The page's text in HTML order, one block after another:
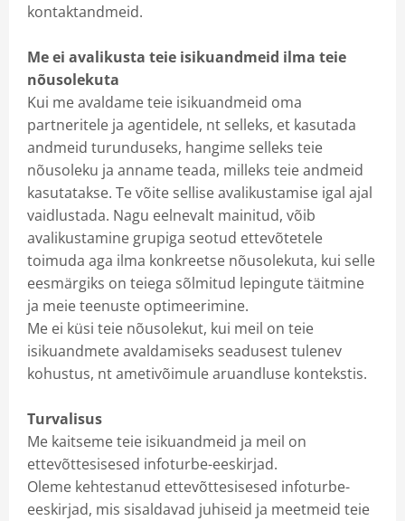
kontaktandmeid.
Me ei avalikusta teie isikuandmeid ilma teie
nõusolekuta
Kui me avaldame teie isikuandmeid oma
partneritele ja agentidele, nt selleks, et kasutada
andmeid turunduseks, hangime selleks teie
nõusoleku ja anname teada, milleks teie andmeid
kasutatakse. Te võite sellise avalikustamise igal ajal
vaidlustada. Nagu eelnevalt mainitud, võib
avalikustamine grupiga seotud ettevõtetele
toimuda aga ilma konkreetse nõusolekuta, kui selle
eesmärgiks on teiega sõlmitud lepingute täitmine
ja meie teenuste optimeerimine.
Me ei küsi teie nõusolekut, kui meil on teie
isikuandmete avaldamiseks seadusest tulenev
kohustus, nt ametivõimule aruandluse kontekstis.
Turvalisus
Me kaitseme teie isikuandmeid ja meil on
ettevõttesisesed infoturbe-eeskirjad.
Oleme kehtestanud ettevõttesisesed infoturbe-
eeskirjad, mis sisaldavad juhiseid ja meetmeid teie